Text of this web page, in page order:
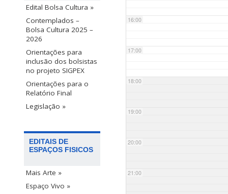
Edital Bolsa Cultura »
Contemplados –
Bolsa Cultura 2025 –
2026
Orientações para
inclusão dos bolsistas
no projeto SIGPEX
Orientações para o
Relatório Final
Legislação »
EDITAIS DE
ESPAÇOS FISICOS
Mais Arte »
Espaço Vivo »
16:00
17:00
18:00
19:00
20:00
21:00